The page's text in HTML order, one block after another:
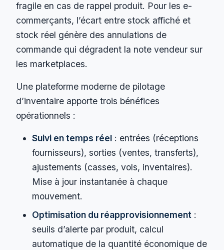
fragile en cas de rappel produit. Pour les e-
commerçants, l’écart entre stock affiché et
stock réel génère des annulations de
commande qui dégradent la note vendeur sur
les marketplaces.
Une plateforme moderne de pilotage
d’inventaire apporte trois bénéfices
opérationnels :
Suivi en temps réel : entrées (réceptions
fournisseurs), sorties (ventes, transferts),
ajustements (casses, vols, inventaires).
Mise à jour instantanée à chaque
mouvement.
Optimisation du réapprovisionnement :
seuils d’alerte par produit, calcul
automatique de la quantité économique de